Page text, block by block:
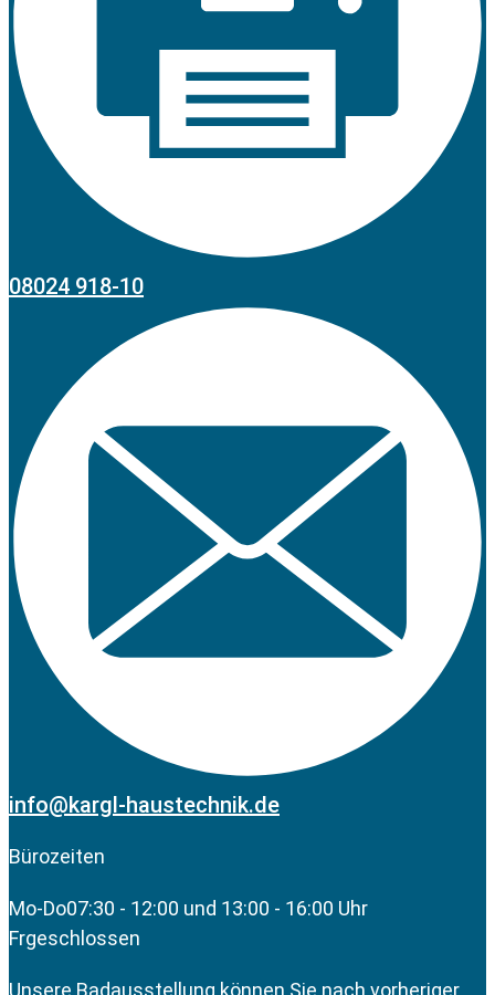
08024 918-10
info@kargl-haustechnik.de
Bürozeiten
Mo-Do07:30 - 12:00 und 13:00 - 16:00 Uhr
Frgeschlossen
Unsere Badausstellung können Sie nach vorheriger